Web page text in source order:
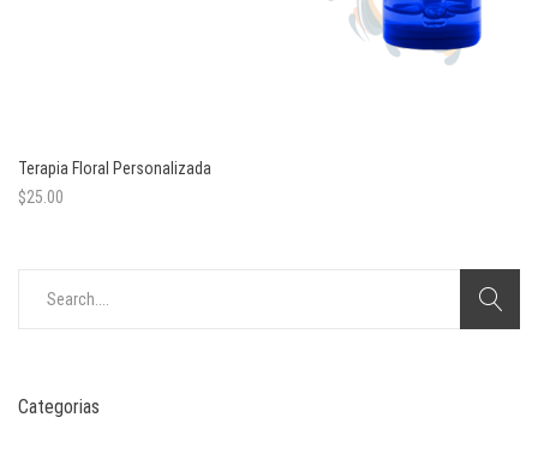
Terapia Floral Personalizada
$25.00
Categorias